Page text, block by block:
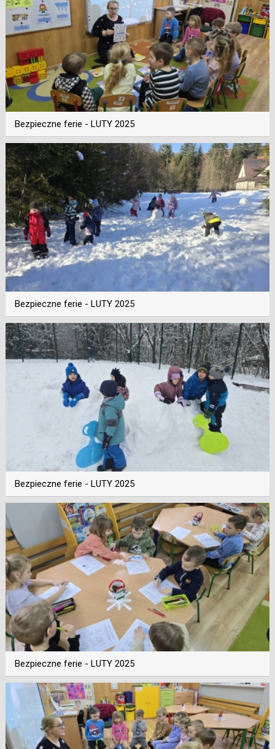
Bezpieczne ferie - LUTY 2025
Bezpieczne ferie - LUTY 2025
Bezpieczne ferie - LUTY 2025
Bezpieczne ferie - LUTY 2025